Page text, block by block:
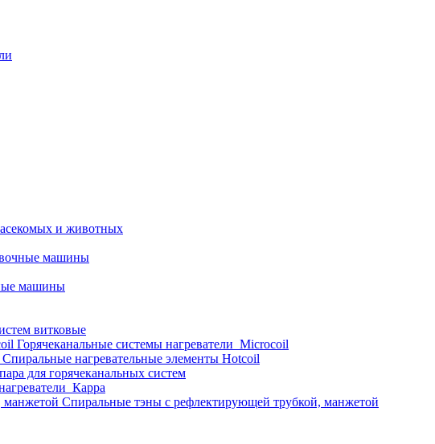
и животных
машины
машины
витковые
Горячеканальные системы нагреватели_Microcoil
Спиральные нагревательные элементы Hotcoil
для горячеканальных систем
Спиральные тэны с рефлектирующей трубкой, манжетой